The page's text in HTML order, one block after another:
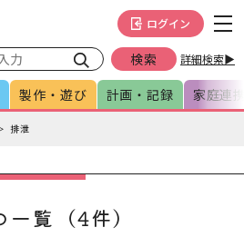
詳細検索▶
ログイン
製作・遊び 計画・記録 家庭連
排泄
一覧（4件）